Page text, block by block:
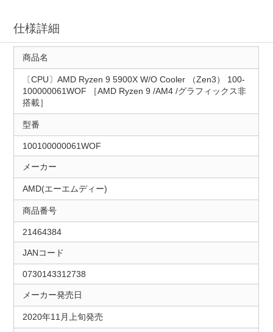
仕様詳細
商品名
〔CPU〕AMD Ryzen 9 5900X W/O Cooler （Zen3） 100-
100000061WOF ［AMD Ryzen 9 /AM4 /グラフィックス非
搭載］
型番
100100000061WOF
メーカー
AMD(エーエムディー)
商品番号
21464384
JANコード
0730143312738
メーカー発売日
2020年11月上旬発売